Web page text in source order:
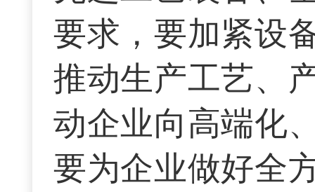
要求，要加紧设
推动生产工艺、
动企业向高端化
要为企业做好全